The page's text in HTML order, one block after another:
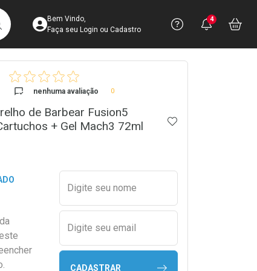
Acesse sua Conta
Bem Vindo,
Faça seu Login ou Cadastro
Precisa
Ver Recursos
Você
4
nenhuma avaliação 0
de Barbear Fusion5
+ Gel Mach3 72ml
ADICIONAR AOS
Preencher nome e email
Digite seu nome
Digite seu email
CADASTRAR